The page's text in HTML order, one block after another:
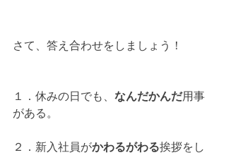
さて、答え合わせをしましょう！
１．休みの日でも、 なんだかんだ用事
がある。
２．新入社員がかわるがわる挨拶をし